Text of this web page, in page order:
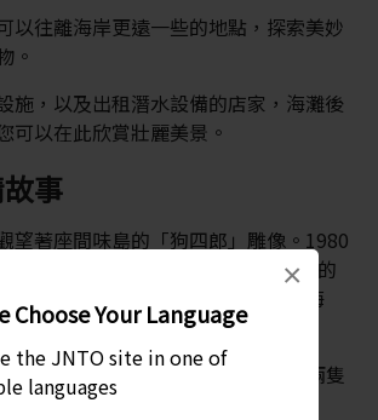
Choose Your Language
the JNTO site in one of
languages
×
以往離海岸更遠一些的地點，探索美妙
。
施，以及出租潛水設備的店家，海灘後
可以在此欣賞壯麗美景。
事
望著座間味島的「狗四郎」雕像。1980
間味島上一隻名為瑪麗琳 (Marilyn) 的
牠每天都會遊過兩島之間的三公里海
。
琳》(Marilyn Ni Aitai) 就是根據這兩隻
編而成。